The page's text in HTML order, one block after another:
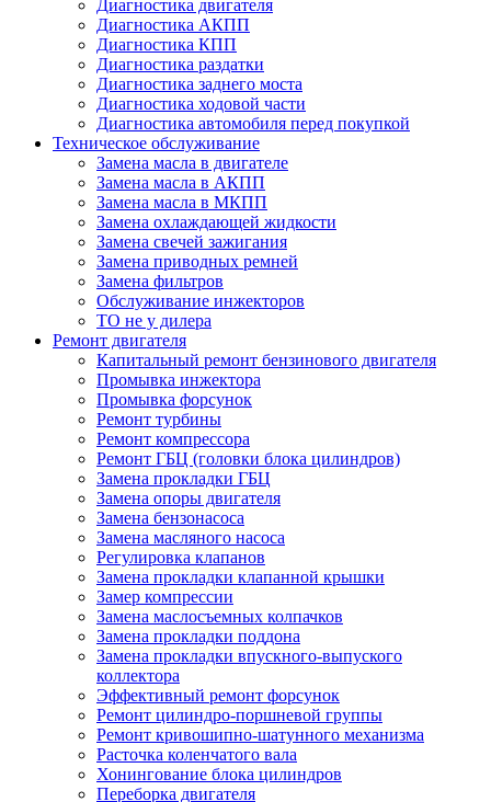
Диагностика двигателя
Диагностика АКПП
Диагностика КПП
Диагностика раздатки
Диагностика заднего моста
Диагностика ходовой части
Диагностика автомобиля перед покупкой
Техническое обслуживание
Замена масла в двигателе
Замена масла в АКПП
Замена масла в МКПП
Замена охлаждающей жидкости
Замена свечей зажигания
Замена приводных ремней
Замена фильтров
Обслуживание инжекторов
ТО не у дилера
Ремонт двигателя
Капитальный ремонт бензинового двигателя
Промывка инжектора
Промывка форсунок
Ремонт турбины
Ремонт компрессора
Ремонт ГБЦ (головки блока цилиндров)
Замена прокладки ГБЦ
Замена опоры двигателя
Замена бензонасоса
Замена масляного насоса
Регулировка клапанов
Замена прокладки клапанной крышки
Замер компрессии
Замена маслосъемных колпачков
Замена прокладки поддона
Замена прокладки впускного-выпуского
коллектора
Эффективный ремонт форсунок
Ремонт цилиндро-поршневой группы
Ремонт кривошипно-шатунного механизма
Расточка коленчатого вала
Хонингование блока цилиндров
Переборка двигателя